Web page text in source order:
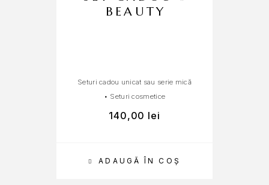
ADAUGĂ ÎN COȘ
BEAUTY
Seturi cadou unicat sau serie mică
• Seturi cosmetice
140,00 lei